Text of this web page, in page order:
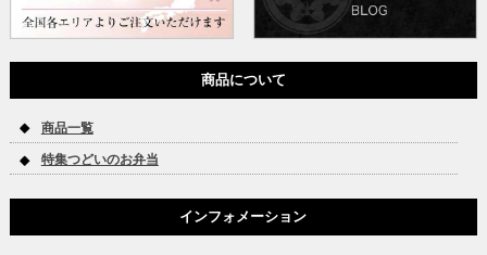
商品について
商品一覧
特集つどいのお弁当
インフォメーション